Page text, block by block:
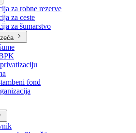
uprava za inspekcijske poslove
uprava civilne zaštite
za robne rezerve
za ceste
za šumarstvo
fond